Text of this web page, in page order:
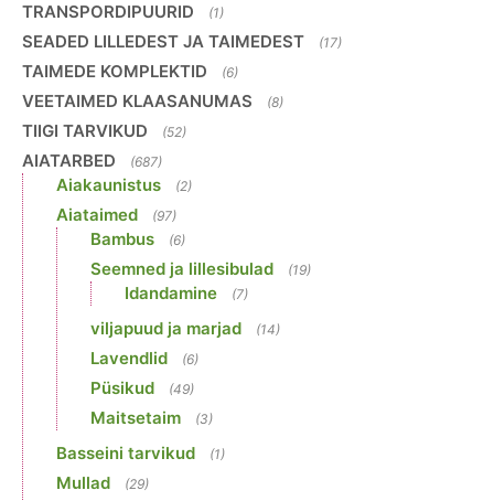
TRANSPORDIPUURID (1)
SEADED LILLEDEST JA TAIMEDEST (17)
TAIMEDE KOMPLEKTID (6)
VEETAIMED KLAASANUMAS (8)
TIIGI TARVIKUD (52)
AIATARBED (687)
Aiakaunistus (2)
Aiataimed (97)
Bambus (6)
Seemned ja lillesibulad (19)
Idandamine (7)
viljapuud ja marjad (14)
Lavendlid (6)
Püsikud (49)
Maitsetaim (3)
Basseini tarvikud (1)
Mullad (29)